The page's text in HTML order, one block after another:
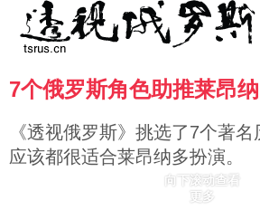
首页
国际
空军
海军
陆军
财经
商业
工业
文艺
教育
美食
图片新闻
高清图片
漫画
7个俄罗斯角色助推莱昂
《透视俄罗斯》挑选了7个著名
应该都很适合莱昂纳多扮演。
向下滚动查看
更多